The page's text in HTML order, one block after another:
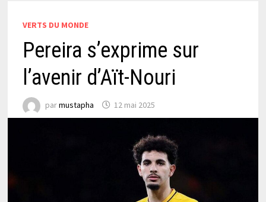
VERTS DU MONDE
Pereira s’exprime sur
l’avenir d’Aït-Nouri
parmustapha 12 mai 2025